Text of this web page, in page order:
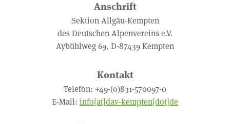
Anschrift
Sektion Allgäu-Kempten
des Deutschen Alpenvereins e.V.
Aybühlweg 69, D-87439 Kempten
Kontakt
Telefon: +49-(0)831-570097-0
E-Mail: info[at]dav-kempten[dot]de